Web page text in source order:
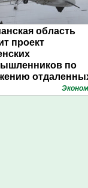
область
проект
по
с помощью